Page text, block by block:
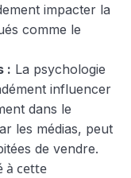
impacter la
comme le
: La psychologie
influencer
dans le
les médias, peut
de vendre.
à cette